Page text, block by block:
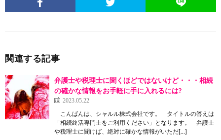
関連する記事
弁護士や税理士に聞くほどではないけど・・・相続
の確かな情報をお手軽に手に入れるには?
2023.05.22
こんばんは、シャルル株式会社です。 タイトルの答えは
「相続終活専門士をご利用ください」となります。 弁護士
や税理士に聞けば、絶対に確かな情報がいただ[…]